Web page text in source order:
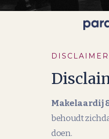
DISCLAIMER
Makelaardij
behoudt
doen.